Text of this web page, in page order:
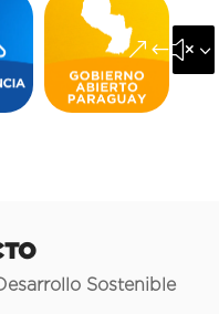
Sostenible